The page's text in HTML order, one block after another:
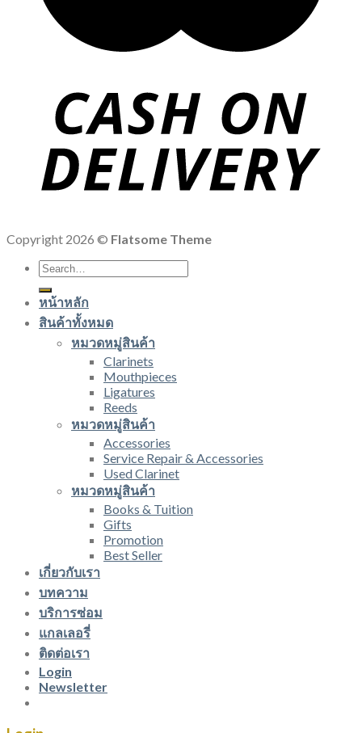
Copyright 2026 © Flatsome Theme
Search
for:
หน้าหลัก
สินค้าทั้งหมด
หมวดหมู่สินค้า
Clarinets
Mouthpieces
Ligatures
Reeds
หมวดหมู่สินค้า
Accessories
Service Repair & Accessories
Used Clarinet
หมวดหมู่สินค้า
Books & Tuition
Gifts
Promotion
Best Seller
เกี่ยวกับเรา
บทความ
บริการซ่อม
แกลเลอรี่
ติดต่อเรา
Login
Newsletter